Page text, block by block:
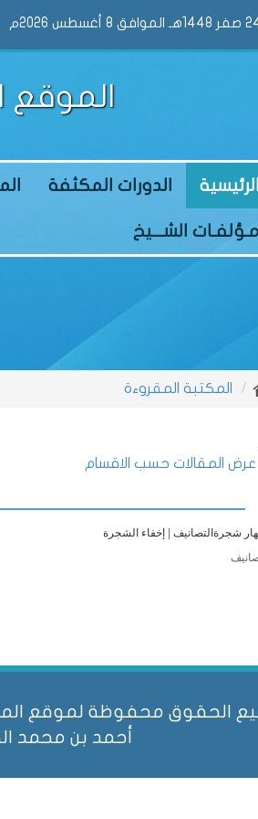
الموقع
الرئيسية الدورات المكثفة
مـؤلفـات الشـــيخ
المكتبة المقروءة
عرض المقالات حسب الاقسام
شجرةالتصانيف
إخفاء الشجرة
الحقوق محفوظة لموقع
أحمد بن محمد